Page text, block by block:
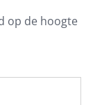
op de hoogte